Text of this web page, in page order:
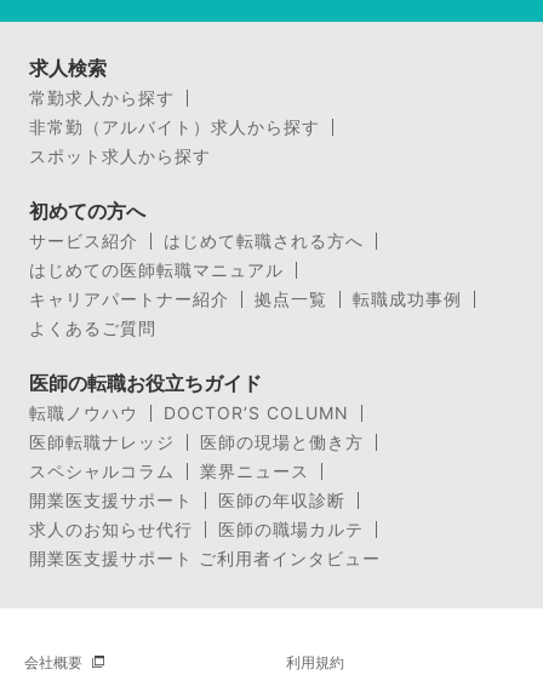
求人検索
常勤求人から探す
非常勤（アルバイト）求人から探す
スポット求人から探す
初めての方へ
サービス紹介
はじめて転職される方へ
はじめての医師転職マニュアル
キャリアパートナー紹介
拠点一覧
転職成功事例
よくあるご質問
医師の転職お役立ちガイド
転職ノウハウ
DOCTOR’S COLUMN
医師転職ナレッジ
医師の現場と働き方
スペシャルコラム
業界ニュース
開業医支援サポート
医師の年収診断
求人のお知らせ代行
医師の職場カルテ
開業医支援サポート ご利用者インタビュー
会社概要 利用規約